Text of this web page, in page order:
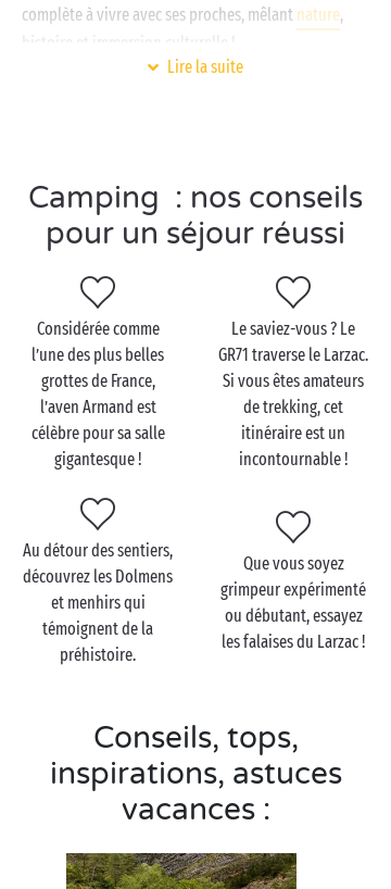
complète à vivre avec ses proches, mêlant nature,
histoire et immersion culturelle !
pourrez même vous permettre une petite déviation
pour explorer les gorges dela Dourbie
ou du Tarn à
proximité !
Gourmet dans l’âme, appréciez les spécialités locales
lors de votre séjour en camping proche du Larzac.
Nous vous conseillons notamment les
caves de Roquefort
pour le fromage du même nom !
Visitez le Larzac en
famille
Mélange parfait entre découvertes culturelles,
activités sportives et plaisirs simples en vacances, le
Larzac sera un lieu incontournable à visiter durant
votreescapade familiale
en camping dans l’Aveyron !
Promenez-vous dans les villages Templiers et
En journée de grosses chaleurs, descendez les
gorges du Tarn
ou de la Dourbie à proximité du
Larzac pour une activité rafraîchissante, avant de
animées !
Lire la suite
Camping : nos conseils
pour un séjour réussi
Considérée comme
l’une des plus belles
grottes de France,
l’aven Armand est
célèbre pour sa salle
gigantesque !
Le saviez-vous ? Le
GR71 traverse le Larzac.
Si vous êtes amateurs
de trekking, cet
itinéraire est un
incontournable !
Au détour des sentiers,
découvrez les Dolmens
et menhirs qui
témoignent de la
préhistoire.
Que vous soyez
grimpeur expérimenté
ou débutant, essayez
les falaises du Larzac !
Conseils, tops,
inspirations, astuces
vacances :